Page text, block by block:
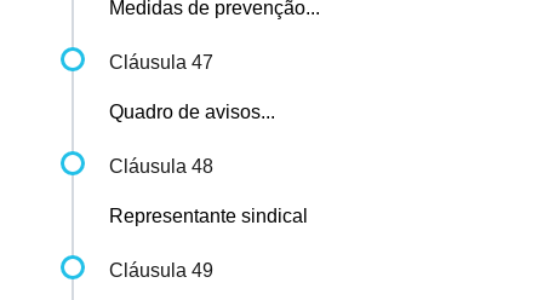
Medidas de prevenção...
Cláusula 47
Quadro de avisos...
Cláusula 48
Representante sindical
Cláusula 49